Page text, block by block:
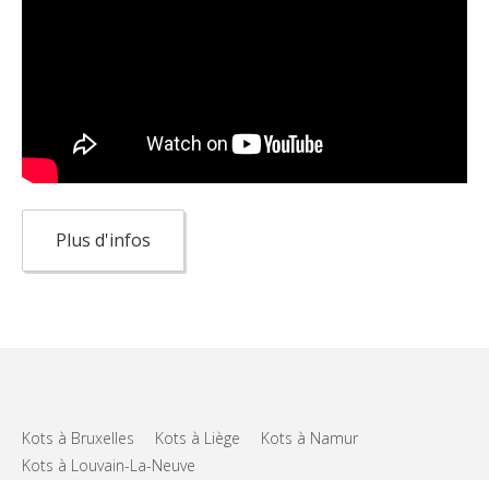
Plus d'infos
Kots à Bruxelles Kots à Liège
Kots à Namur
Kots à Louvain-La-Neuve